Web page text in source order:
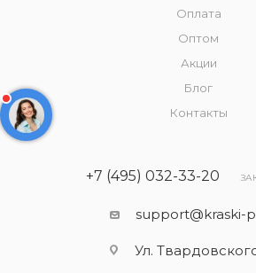
Оплата
Оптом
Акции
Блог
Контакты
+7 (495) 032-33-20
support@kraski-
Ул.